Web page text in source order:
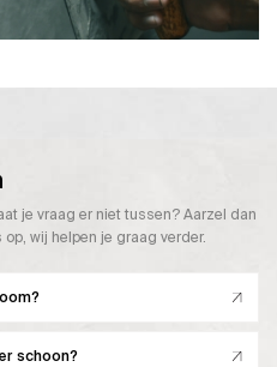
je vraag er niet tussen? Aarzel dan
wij helpen je graag verder.
schoon?